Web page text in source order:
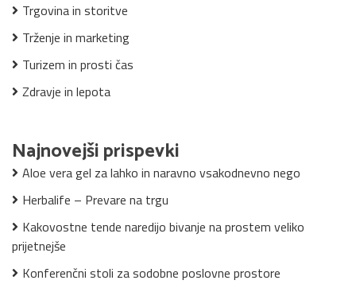
Trgovina in storitve
Trženje in marketing
Turizem in prosti čas
Zdravje in lepota
Najnovejši prispevki
Aloe vera gel za lahko in naravno vsakodnevno nego
Herbalife – Prevare na trgu
Kakovostne tende naredijo bivanje na prostem veliko
prijetnejše
Konferenčni stoli za sodobne poslovne prostore